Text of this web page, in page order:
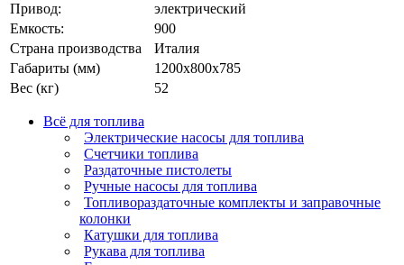
Привод:
электрический
Емкость:
900
Страна производства
Италия
Габариты (мм)
1200х800х785
Вес (кг)
52
Всё для топлива
Электрические насосы для топлива
Счетчики топлива
Раздаточные пистолеты
Ручные насосы для топлива
Топливораздаточные комплекты и заправочные
колонки
Катушки для топлива
Рукава для топлива